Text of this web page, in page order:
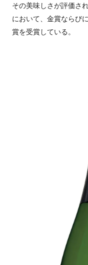
その美味しさが評価さ
において、金賞ならび
賞を受賞している。